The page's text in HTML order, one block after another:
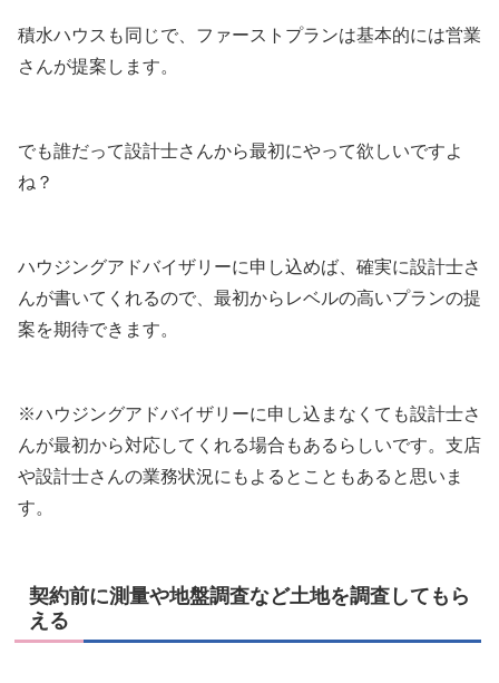
積水ハウスも同じで、ファーストプランは基本的には営業
さんが提案します。
でも誰だって設計士さんから最初にやって欲しいですよ
ね？
ハウジングアドバイザリーに申し込めば、確実に設計士さ
んが書いてくれるので、最初からレベルの高いプランの提
案を期待できます。
※ハウジングアドバイザリーに申し込まなくても設計士さ
んが最初から対応してくれる場合もあるらしいです。支店
や設計士さんの業務状況にもよるとこともあると思いま
す。
契約前に測量や地盤調査など土地を調査してもら
える